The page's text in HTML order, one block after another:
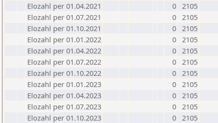
Elozahl per 01.04.2021
0 2105
Elozahl per 01.07.2021
0 2105
Elozahl per 01.10.2021
0 2105
Elozahl per 01.01.2022
0 2105
Elozahl per 01.04.2022
0 2105
Elozahl per 01.07.2022
0 2105
Elozahl per 01.10.2022
0 2105
Elozahl per 01.01.2023
0 2105
Elozahl per 01.04.2023
0 2105
Elozahl per 01.07.2023
0 2105
Elozahl per 01.10.2023
0 2105